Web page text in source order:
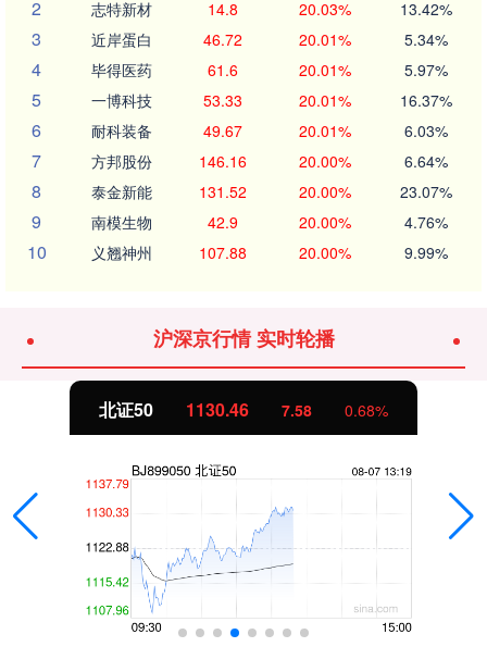
2 志特新材 14.8 20.03% 13.42%
3 近岸蛋白 46.72 20.01% 5.34%
4 毕得医药 61.6 20.01% 5.97%
5 一博科技 53.33 20.01% 16.37%
6 耐科装备 49.67 20.01% 6.03%
7 方邦股份 146.16 20.00% 6.64%
8 泰金新能 131.52 20.00% 23.07%
9 南模生物 42.9 20.00% 4.76%
10 义翘神州 107.88 20.00% 9.99%
沪深京行情 实时轮播
北证50 1130.46 7.58 0.68%